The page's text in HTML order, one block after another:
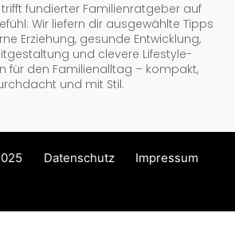
trifft fundierter Familienratgeber auf
Wir liefern dir ausgewählte Tipps
Erziehung, gesunde Entwicklung,
und clevere Lifestyle-
für den Familienalltag – kompakt,
und mit Stil.
Datenschutz Impressum